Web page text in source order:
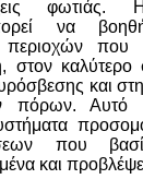
φωτιάς.
να
που
στον καλύτερο
και
πόρων. Αυτό
που
και